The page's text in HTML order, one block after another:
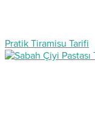
Pratik Tiramisu Tarifi